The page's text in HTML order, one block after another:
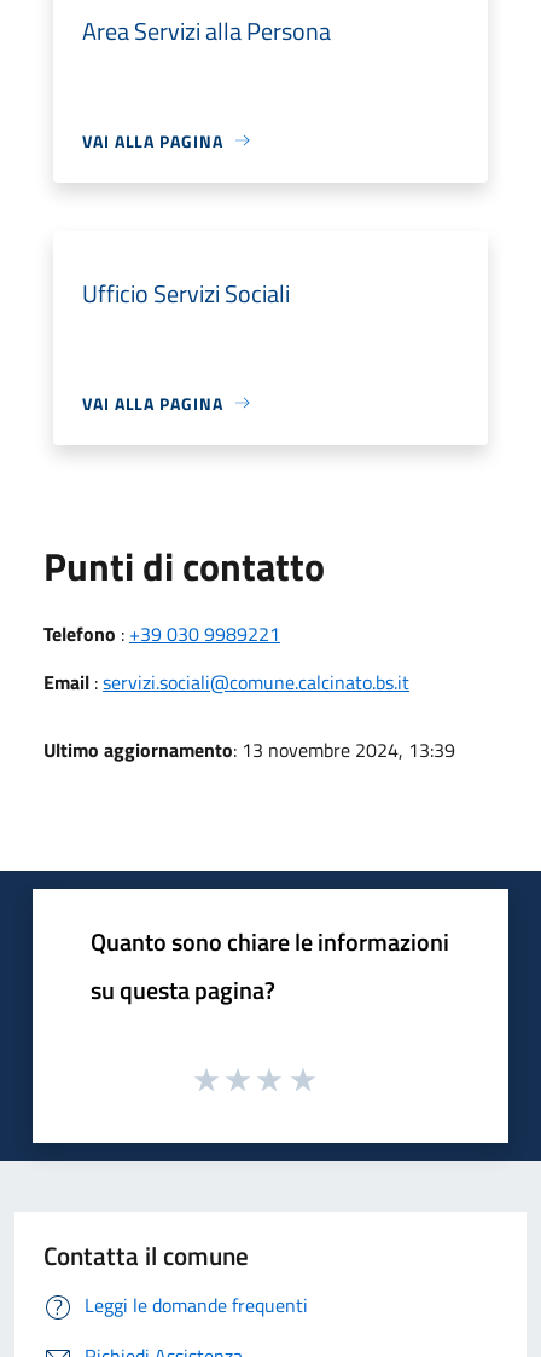
Area Servizi alla Persona
VAI ALLA PAGINA
Ufficio Servizi Sociali
VAI ALLA PAGINA
Punti di contatto
Telefono : +39 030 9989221
Email :servizi.sociali@comune.calcinato.bs.it
Ultimo aggiornamento: 13 novembre 2024, 13:39
Quanto sono chiare le informazioni
su questa pagina?
Contatta il comune
Leggi le domande frequenti